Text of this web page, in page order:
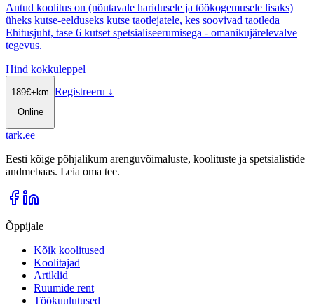
Antud koolitus on (nõutavale haridusele ja töökogemusele lisaks)
üheks kutse-eelduseks kutse taotlejatele, kes soovivad taotleda
Ehitusjuht, tase 6 kutset spetsialiseerumisega - omanikujärelevalve
tegevus.
Hind kokkuleppel
189€+km
Online
Registreeru ↓
tark.ee
Eesti kõige põhjalikum arenguvõimaluste, koolituste ja spetsialistide
andmebaas. Leia oma tee.
Õppijale
Kõik koolitused
Koolitajad
Artiklid
Ruumide rent
Töökuulutused